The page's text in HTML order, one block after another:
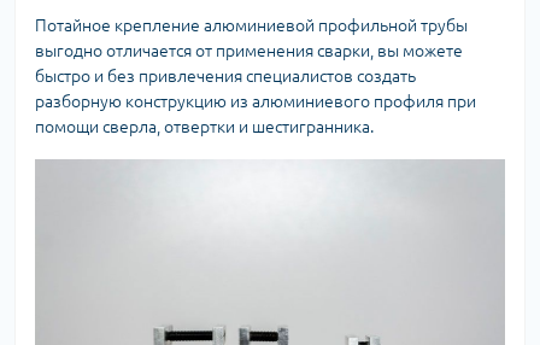
Потайное крепление алюминиевой профильной трубы
выгодно отличается от применения сварки, вы можете
быстро и без привлечения специалистов создать
разборную конструкцию из алюминиевого профиля при
помощи сверла, отвертки и шестигранника.